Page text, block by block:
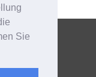
Sie
Gestaltung und